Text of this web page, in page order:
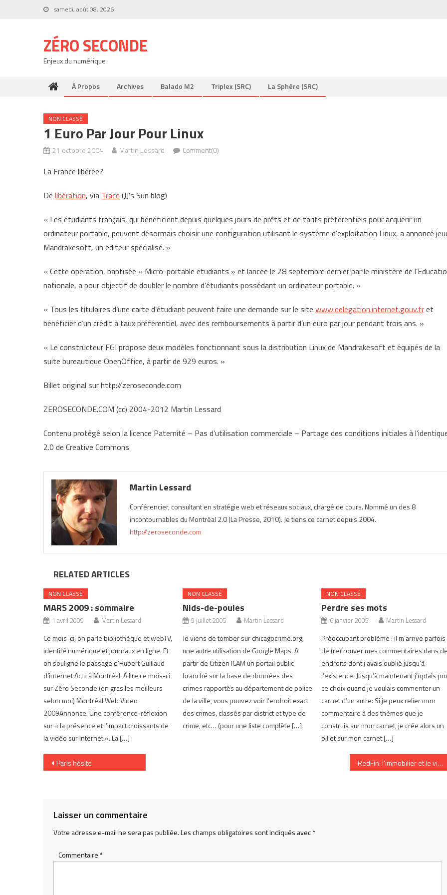
samedi, août 08, 2026
ZÉRO SECONDE
Enjeux du numérique
À Propos Archives Balado M2 Triplex (SRC) La Sphère (SRC)
NON CLASSÉ
1 Euro Par Jour Pour Linux
21 octobre 2004 Martin Lessard Comment(0)
La France libérée?
De libération, via Trace (JJ’s Sun blog)
« Les étudiants français, qui bénéficient depuis quelques jours de prêts et de tarifs préférentiels pour acquérir un
ordinateur portable, peuvent désormais choisir une configuration utilisant le système d’exploitation Linux, a annoncé
Mandrakesoft, un éditeur spécialisé. »
« Cette opération, baptisée « Micro-portable étudiants » et lancée le 28 septembre dernier par le ministère de
nationale, a pour objectif de doubler le nombre d’étudiants possédant un ordinateur portable. »
« Tous les titulaires d’une carte d’étudiant peuvent faire une demande sur le site www.delegation.internet.gouv.fret
bénéficier d’un crédit à taux préférentiel, avec des remboursements à partir d’un euro par jour pendant trois ans. »
« Le constructeur FGI propose deux modèles fonctionnant sous la distribution Linux de Mandrakesoft et équipés de la
suite bureautique OpenOffice, à partir de 929 euros. »
Billet original sur http://zeroseconde.com
ZEROSECONDE.COM (cc) 2004-2012 Martin Lessard
Contenu protégé selon la licence Paternité – Pas d’utilisation commerciale – Partage des conditions initiales à
2.0 de Creative Commons
Martin Lessard
Conférencier, consultant en stratégie web et réseaux sociaux, chargé de cours. Nommé un des 8
incontournables du Montréal 2.0 (La Presse, 2010). Je tiens ce carnet depuis 2004.
http://zeroseconde.com
RELATED ARTICLES
NON CLASSÉ
MARS 2009 : sommaire
1 avril 2009 Martin Lessard
Ce mois-ci, on parle bibliothèque et webTV,
identité numérique et journaux en ligne. Et
on souligne le passage d’Hubert Guillaud
d’internet Actu à Montréal. À lire ce mois-ci
sur Zéro Seconde (en gras les meilleurs
selon moi) Montréal Web Video
2009Annonce. Une conférence-réflexion
sur « la présence et l’impact croissants de
la vidéo sur Internet ». La […]
NON CLASSÉ
Nids-de-poules
9 juillet 2005 Martin Lessard
Je viens de tomber sur chicagocrime.org,
une autre utilisation de Google Maps. A
partir de Citizen ICAM un portail public
branché sur la base de données des
crimes rapportés au département de police
de la ville, vous pouvez voir l’endroit exact
des crimes, classés par district et type de
crime, etc… (pour une liste complète […]
NON CLASSÉ
Perdre ses mots
6 janvier 2005 Martin Lessard
Préoccupant problème : il m’arrive parfois
de (re)trouver mes commentaires dans
endroits dont j’avais oublié jusqu’à
l’existence. Jusqu’à maintenant j’optais
ce choix quand je voulais commenter un
carnet d’un autre: Si je peux relier mon
commentaire à des thèmes que je
construis sur mon carnet, je crée alors un
billet sur mon carnet […]
Navigation
Paris hésite RedFin: l’immobilier et le virtuel
Laisser un commentaire
Votre adresse e-mail ne sera pas publiée.Les champs obligatoires sont indiqués avec*
Commentaire *